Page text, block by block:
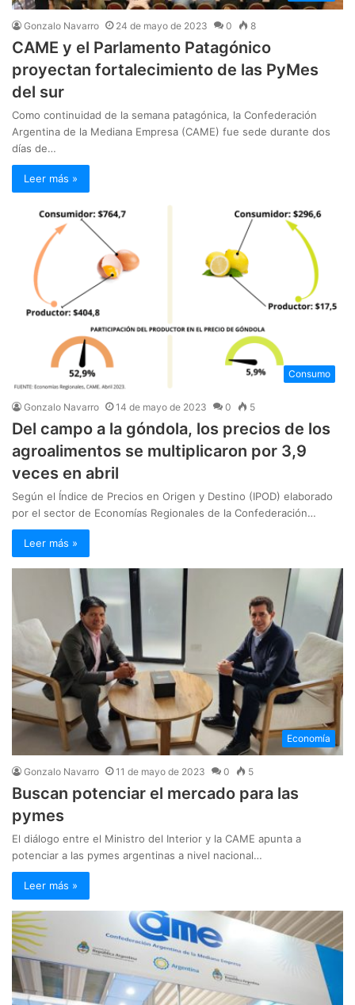
Gonzalo Navarro 24 de mayo de 2023 0 8
CAME y el Parlamento Patagónico
proyectan fortalecimiento de las PyMes
del sur
Como continuidad de la semana patagónica, la Confederación
Argentina de la Mediana Empresa (CAME) fue sede durante dos
días de…
Leer más »
Consumo
Gonzalo Navarro 14 de mayo de 2023 0 5
Del campo a la góndola, los precios de los
agroalimentos se multiplicaron por 3,9
veces en abril
Según el Índice de Precios en Origen y Destino (IPOD) elaborado
por el sector de Economías Regionales de la Confederación…
Leer más »
Economía
Gonzalo Navarro 11 de mayo de 2023 0 5
Buscan potenciar el mercado para las
pymes
El diálogo entre el Ministro del Interior y la CAME apunta a
potenciar a las pymes argentinas a nivel nacional…
Leer más »